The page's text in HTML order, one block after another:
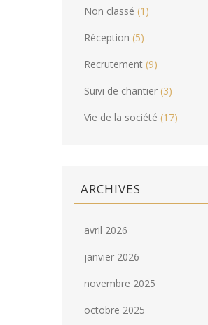
Non classé (1)
Réception (5)
Recrutement (9)
Suivi de chantier (3)
Vie de la société (17)
ARCHIVES
avril 2026
janvier 2026
novembre 2025
octobre 2025